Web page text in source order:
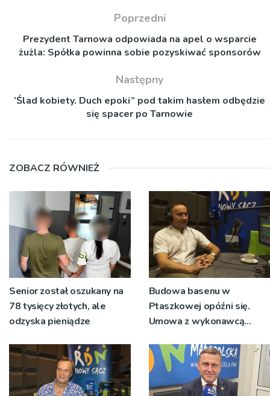
Poprzedni
Prezydent Tarnowa odpowiada na apel o wsparcie
żużla: Spółka powinna sobie pozyskiwać sponsorów
Następny
’Ślad kobiety. Duch epoki” pod takim hasłem odbędzie
się spacer po Tarnowie
ZOBACZ RÓWNIEŻ
Senior został oszukany na
78 tysięcy złotych, ale
odzyska pieniądze
Budowa basenu w
Ptaszkowej opóźni się.
Umowa z wykonawcą
nie zostanie podpisana